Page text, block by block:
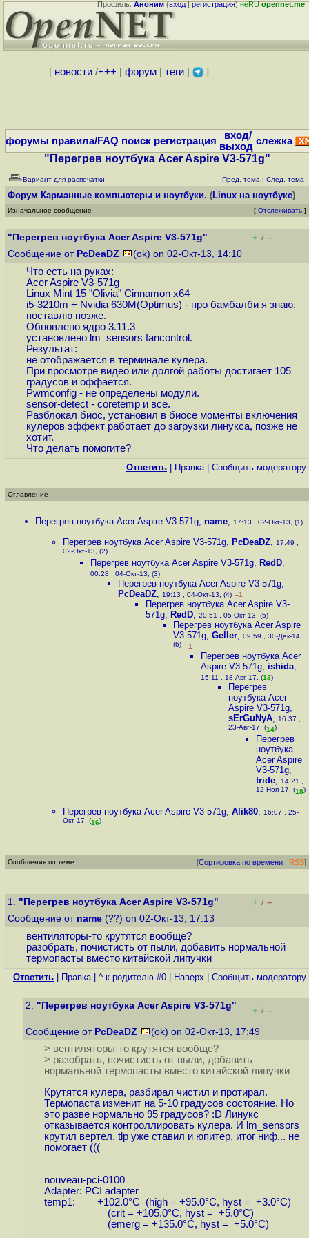
Профиль:Аноним(вход|регистрация)неRUopennet.me
[ новости/+++ форум| теги| ]
форумы правила/FAQ поиск регистрация
вход/
выход слежка
"Перегрев ноутбука Acer Aspire V3-571g"
Вариант для распечатки Пред. тема | След. тема
Форум Карманные компьютеры и ноутбуки. (Linux на ноутбуке)
Изначальное сообщение [ Отслеживать ]
"Перегрев ноутбука Acer Aspire V3-571g" + / –
Сообщение от PcDeaDZ (ok) on 02-Окт-13, 14:10
Что есть на руках:
Acer Aspire V3-571g
Linux Mint 15 "Olivia" Cinnamon x64
i5-3210m + Nvidia 630M(Optimus) - про бамбалби я знаю.
поставлю позже.
Обновлено ядро 3.11.3
установлено lm_sensors fancontrol.
Результат:
не отображается в терминале кулера.
При просмотре видео или долгой работы достигает 105
градусов и оффается.
Pwmconfig - не определены модули.
sensor-detect - coretemp и все.
Разблокал биос, установил в биосе моменты включения
кулеров эффект работает до загрузки линукса, позже не
хотит.
Что делать помогите?
Ответить Правка| Cообщить модератору
Оглавление
Перегрев ноутбука Acer Aspire V3-571g, name, 17:13 , 02-Окт-13, (1)
Перегрев ноутбука Acer Aspire V3-571g, PcDeaDZ, 17:49 ,
02-Окт-13, (2)
Перегрев ноутбука Acer Aspire V3-571g, RedD,
00:28 , 04-Окт-13, (3)
Перегрев ноутбука Acer Aspire V3-571g,
PcDeaDZ, 19:13 , 04-Окт-13, (4) –1
Перегрев ноутбука Acer Aspire V3-
571g, RedD, 20:51 , 05-Окт-13, (5)
Перегрев ноутбука Acer Aspire
V3-571g, Geller, 09:59 , 30-Дек-14,
(6) –1
Перегрев ноутбука Acer
Aspire V3-571g, ishida,
15:11 , 18-Авг-17, (13)
Перегрев
ноутбука Acer
Aspire V3-571g,
sErGuNyA, 16:37 ,
23-Авг-17, (14)
Перегрев
ноутбука
Acer Aspire
V3-571g,
tride, 14:21 ,
12-Ноя-17, (18)
Перегрев ноутбука Acer Aspire V3-571g, Alik80, 16:07 , 25-
Окт-17, (16)
Сообщения по теме [Сортировка по времени | RSS]
1. "Перегрев ноутбука Acer Aspire V3-571g" + / –
Сообщение от name (??) on 02-Окт-13, 17:13
вентиляторы-то крутятся вообще?
разобрать, почистисть от пыли, добавить нормальной
термопасты вместо китайской липучки
Ответить Правка| ^ к родителю #0 Наверх Cообщить модератору
2. "Перегрев ноутбука Acer Aspire V3-571g" + / –
Сообщение от PcDeaDZ (ok) on 02-Окт-13, 17:49
> вентиляторы-то крутятся вообще?
> разобрать, почистисть от пыли, добавить
нормальной термопасты вместо китайской липучки
Крутятся кулера, разбирал чистил и протирал.
Термопаста изменит на 5-10 градусов состояние. Но
это разве нормально 95 градусов? :D Линукс
отказывается контроллировать кулера. И lm_sensors
крутил вертел. tlp уже ставил и юпитер. итог ниф... не
помогает (((
nouveau-pci-0100
Adapter: PCI adapter
temp1: +102.0°C (high = +95.0°C, hyst = +3.0°C)
(crit = +105.0°C, hyst = +5.0°C)
(emerg = +135.0°C, hyst = +5.0°C)